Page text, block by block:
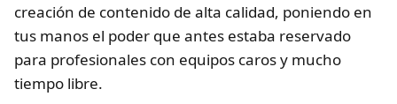
creación de contenido de alta calidad, poniendo en
tus manos el poder que antes estaba reservado
para profesionales con equipos caros y mucho
tiempo libre.